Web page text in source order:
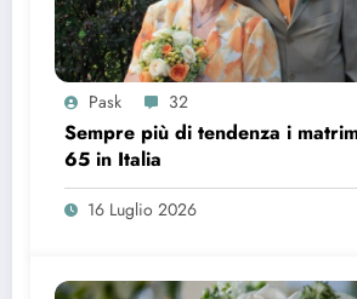
Pask 32
Sempre più di tendenza i
65 in Italia
16 Luglio 2026